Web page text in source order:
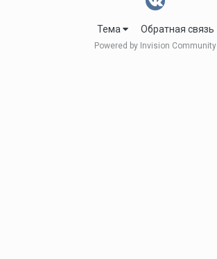
Тема Обратная связь
Powered by Invision Community